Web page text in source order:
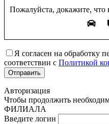
Пожалуйста, докажите, что
Я согласен на обработку
соответствии с Политикой
Авторизация
Чтобы продолжить
ФИЛИАЛА
Введите логин